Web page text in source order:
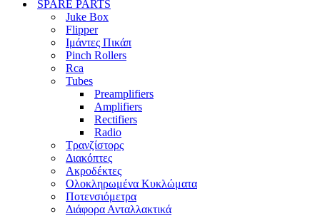
SPARE PARTS
Juke Box
Flipper
Ιμάντες Πικάπ
Pinch Rollers
Rca
Tubes
Preamplifiers
Amplifiers
Rectifiers
Radio
Τρανζίστορς
Διακόπτες
Ακροδέκτες
Ολοκληρωμένα Κυκλώματα
Ποτενσιόμετρα
Διάφορα Ανταλλακτικά